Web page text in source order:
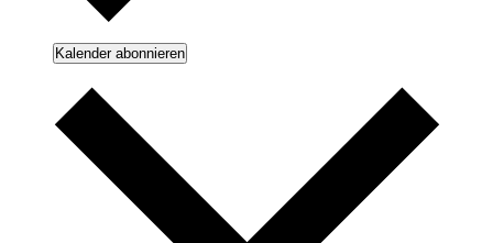
Kalender abonnieren